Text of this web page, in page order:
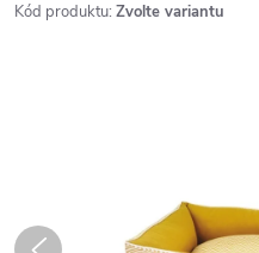
Kód produktu: Zvolte variantu